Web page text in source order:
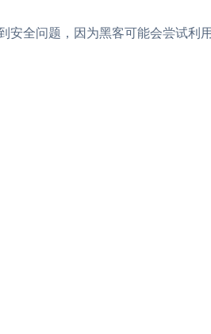
安全问题，因为黑客可能会尝试利